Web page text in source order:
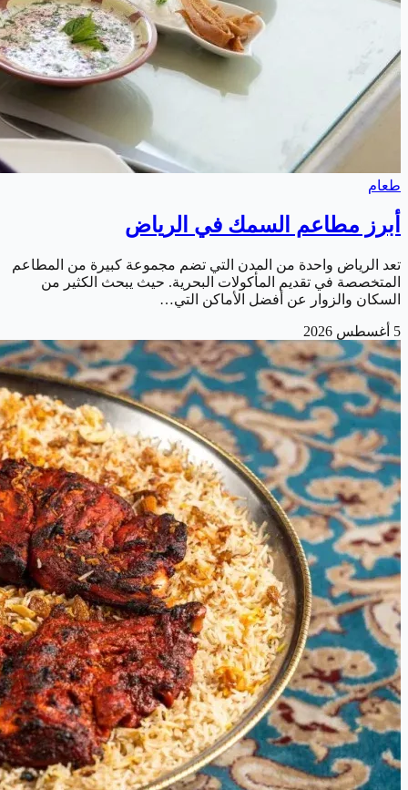
طعام
أبرز مطاعم السمك في الرياض
تعد الرياض واحدة من المدن التي تضم مجموعة كبيرة من المطاعم
المتخصصة في تقديم المأكولات البحرية. حيث يبحث الكثير من
السكان والزوار عن أفضل الأماكن التي…
5 أغسطس 2026